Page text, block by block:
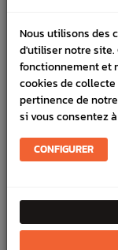
Référence :1356
En stock :1
FICHE TECHNIQUE
Carrosserie
Nous utilisons des
d'utiliser notre site.
fonctionnement et
cookies de
pertinence de
si vous consentez
CONFIGURER